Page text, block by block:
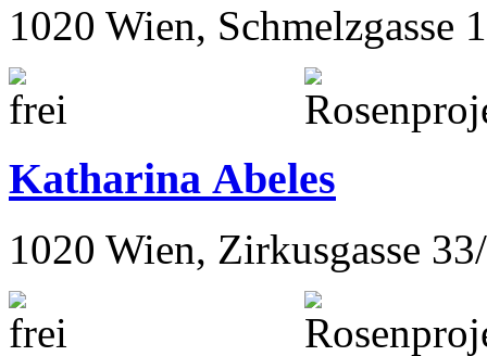
1020 Wien, Schmelzgasse
Katharina Abeles
1020 Wien, Zirkusgasse